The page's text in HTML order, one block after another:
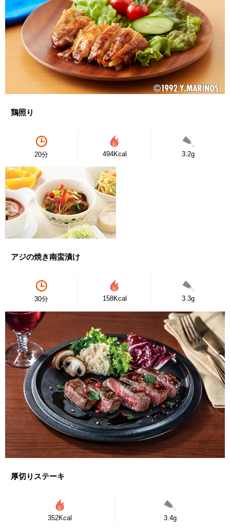
鶏照り
20分 494Kcal 3.2g
アジの焼き南蛮漬け
30分 158Kcal 3.3g
厚切りステーキ
352Kcal 3.4g